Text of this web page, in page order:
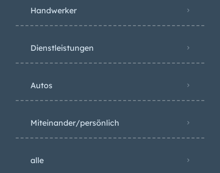
Handwerker
Dienstleistungen
Autos
Miteinander/persönlich
alle